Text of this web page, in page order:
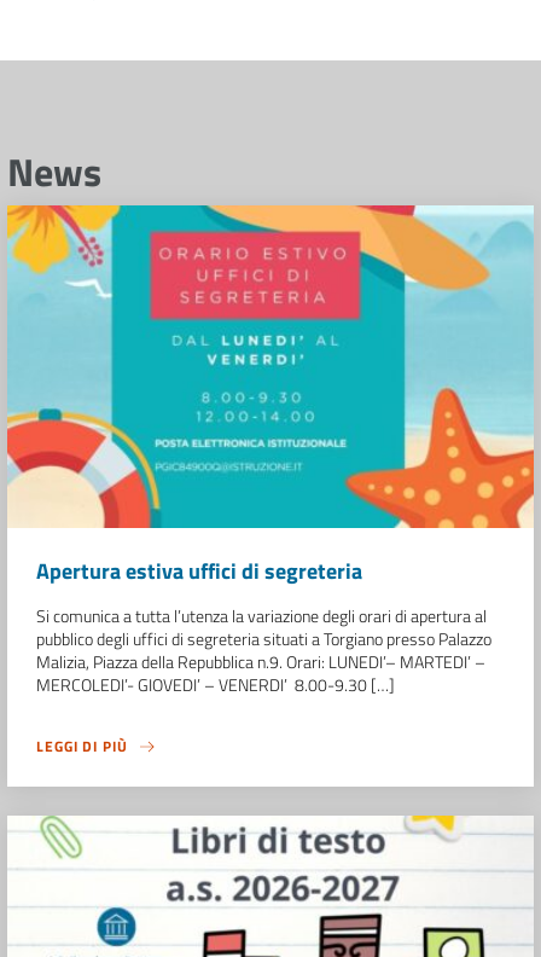
News
Apertura estiva uffici di segreteria
Si comunica a tutta l’utenza la variazione degli orari di apertura al
pubblico degli uffici di segreteria situati a Torgiano presso Palazzo
Malizia, Piazza della Repubblica n.9. Orari: LUNEDI’– MARTEDI’ –
MERCOLEDI’- GIOVEDI’ – VENERDI’ 8.00-9.30 […]
LEGGI DI PIÙ